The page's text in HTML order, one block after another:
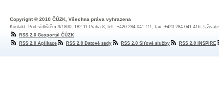
Copyright © 2010 ČÚZK, Všechna práva vyhrazena
Kontakt: Pod sídlištěm 9/1800, 182 11 Praha 8, tel.: +420 284 041 111, fax: +420 284 041 416,
RSS 2.0 Geoportál ČÚZK
RSS 2.0 Aplikace
RSS 2.0 Datové sady RSS 2.0 Síťové služby RSS 2.0 INSPIRE